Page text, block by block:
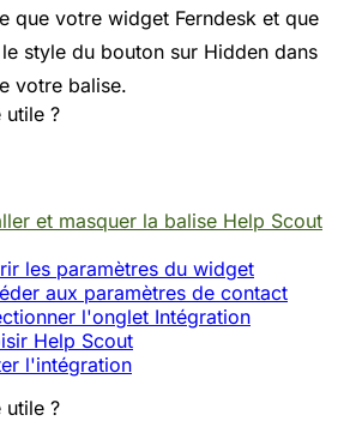
que votre widget Ferndesk et que
style du bouton sur Hidden dans
votre balise.
utile ?
et masquer la balise Help Scout
les paramètres du widget
aux paramètres de contact
l'onglet Intégration
Help Scout
l'intégration
utile ?